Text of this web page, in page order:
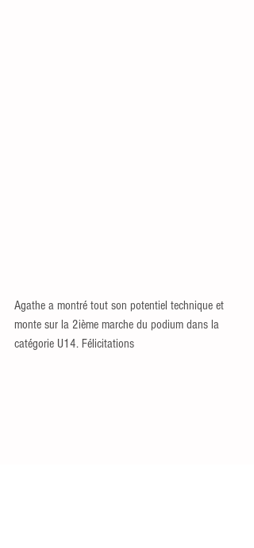
Agathe a montré tout son potentiel technique et
monte sur la 2ième marche du podium dans la
catégorie U14. Félicitations